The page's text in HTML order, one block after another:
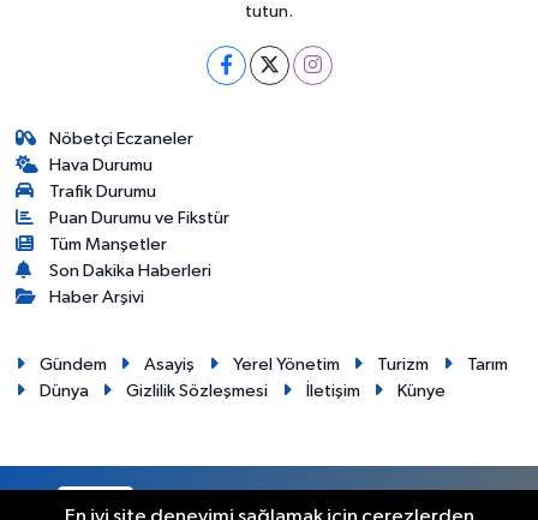
tutun.
Nöbetçi Eczaneler
Hava Durumu
Trafik Durumu
Puan Durumu ve Fikstür
Tüm Manşetler
Son Dakika Haberleri
Haber Arşivi
Gündem Asayiş Yerel Yönetim Turizm
Tarım
Dünya
Gizlilik Sözleşmesi İletişim Künye
RSS Copyright © 2012. Her hakkı saklıdır.